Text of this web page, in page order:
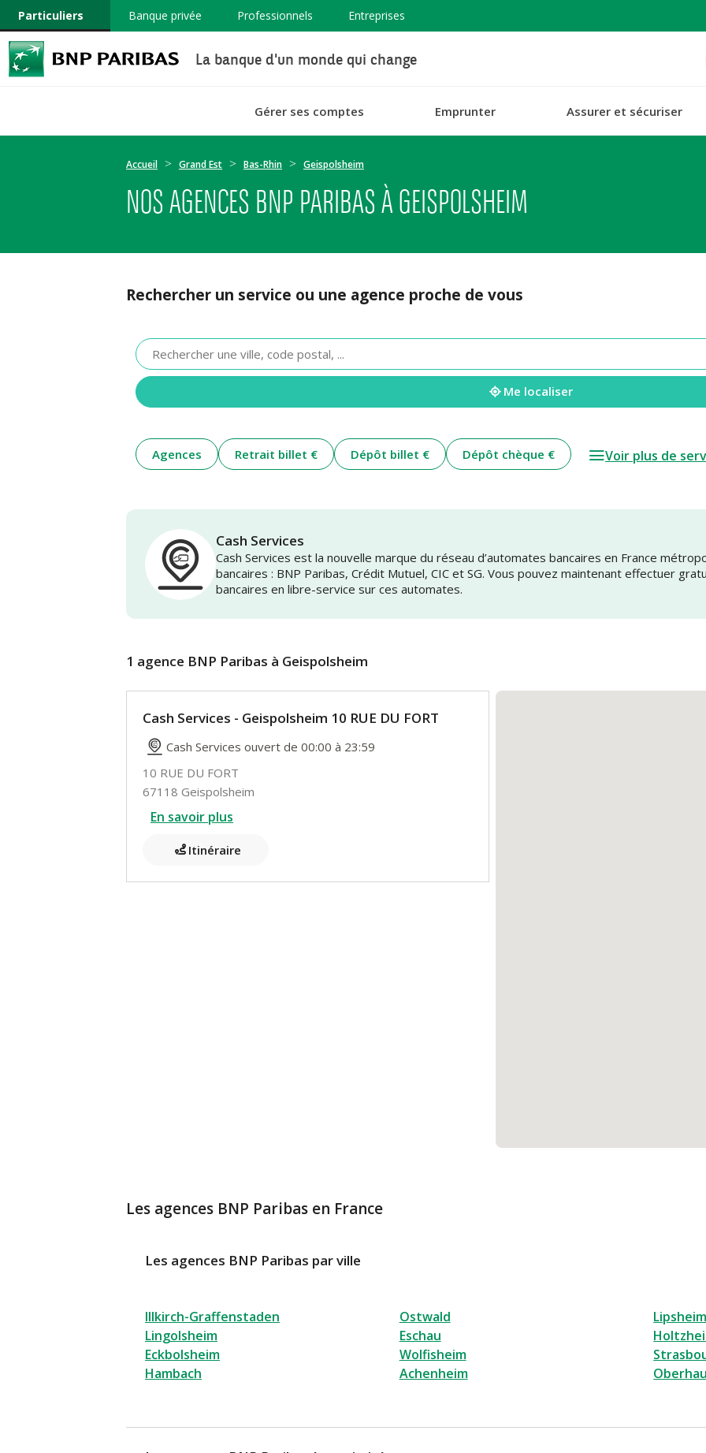
Particuliers Banque privée Professionnels Entreprises
La banque d'un monde qui change
Gérer ses comptes Emprunter Assurer et sécuriser
Accueil Grand Est Bas-Rhin Geispolsheim
NOS AGENCES BNP PARIBAS À GEISPOLSHEIM
Rechercher un service ou une agence proche de vous
Veuillez
renseigner
une
adresse
Me localiser
Agences Retrait billet € Dépôt billet € Dépôt chèque € Voir plus de
Cash Services
Cash Services est la nouvelle marque du réseau d’automates bancaires en France
bancaires : BNP Paribas, Crédit Mutuel, CIC et SG. Vous pouvez maintenant effectuer
bancaires en libre-service sur ces automates.
1 agence BNP Paribas à Geispolsheim
Cash Services - Geispolsheim 10 RUE DU FORT
Cash Services ouvert de 00:00 à 23:59
10 RUE DU FORT
67118 Geispolsheim
En savoir plus
Itinéraire
Les agences BNP Paribas en France
Les agences BNP Paribas par ville
Illkirch-Graffenstaden Ostwald
Lipsheim
Lingolsheim
Eschau
Eckbolsheim
Wolfisheim
Hambach
Achenheim